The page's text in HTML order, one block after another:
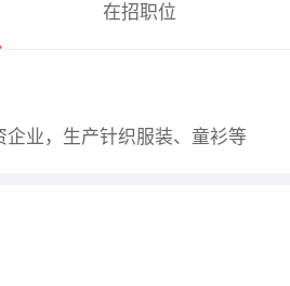
在招职位
企业，生产针织服装、童衫等